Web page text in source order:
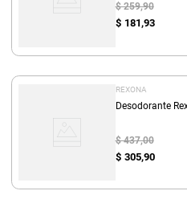
$ 181,93
$ 259,90
REXONA
Desodorante
$ 305,90
$ 437,00